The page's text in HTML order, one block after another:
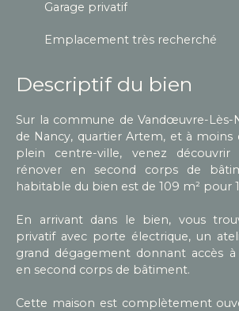
Garage privatif
Emplacement très recherché
Descriptif du bien
Sur la commune de Vandœuvre-Lès-
de Nancy, quartier Artem, et à moins
plein centre-ville, venez
rénover en second corps de
habitable du bien est de 109 m² pour
En arrivant dans le bien, vous
privatif avec porte électrique, un
grand dégagement donnant accès
en second corps de bâtiment.
Cette maison est complètement